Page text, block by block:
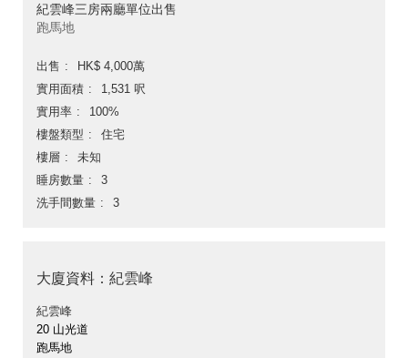
紀雲峰三房兩廳單位出售
跑馬地
出售
HK$ 4,000萬
實用面積
1,531 呎
實用率
100%
樓盤類型
住宅
樓層
未知
睡房數量
3
洗手間數量
3
大廈資料：紀雲峰
紀雲峰
20 山光道
跑馬地